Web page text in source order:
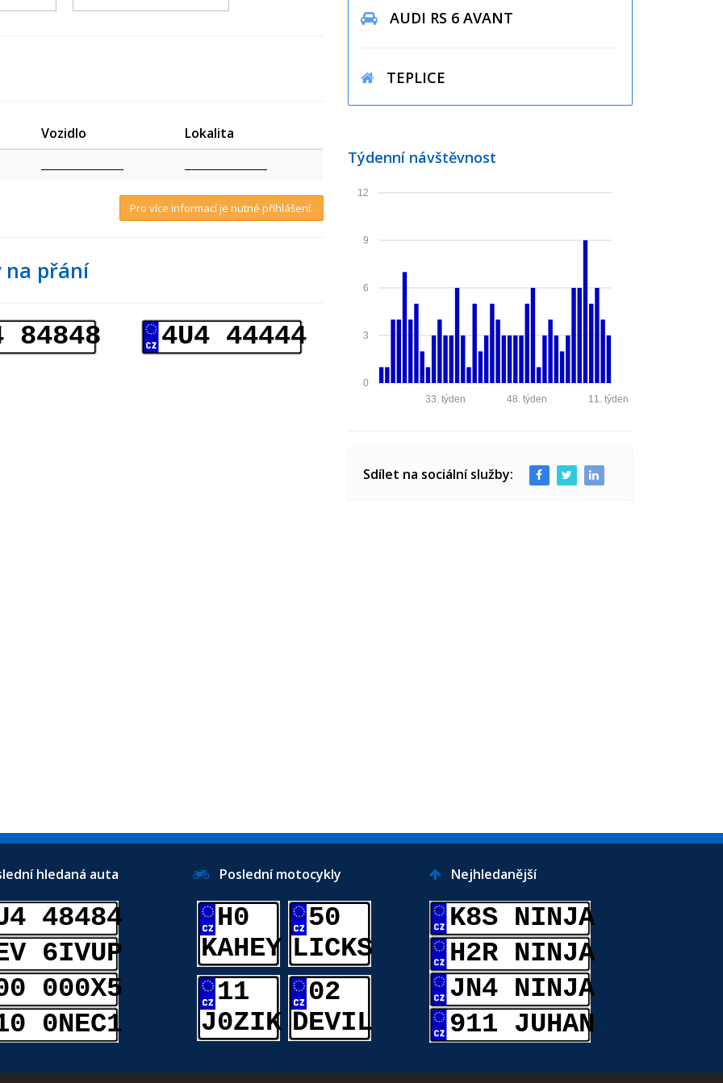
Vozidlo Lokalita
Pro více informací je nutné přihlášení.
na přání
84848
4U4 44444
AUDI RS 6 AVANT
TEPLICE
Týdenní návštěvnost
0
3
6
9
12
11. týden
48. týden
33. týden
Sdílet na sociální služby:
hledaná auta
48484
6IVUP
000X5
0NEC1
Poslední motocykly
H0
KAHEY
50
LICKS
11
J0ZIK
02
DEVIL
Nejhledanější
K8S NINJA
H2R NINJA
JN4 NINJA
911 JUHAN